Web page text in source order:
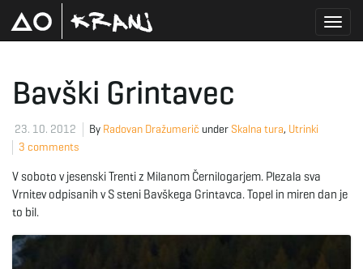
Bavški Grintavec
23. 10. 2012 By Radovan Dražumerič under Skalna tura, Utrinki
3 comments
V soboto v jesenski Trenti z Milanom Černilogarjem. Plezala sva
Vrnitev odpisanih v S steni Bavškega Grintavca. Topel in miren dan je
to bil.